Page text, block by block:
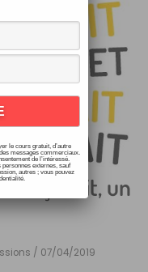
ça fait, un
/ 07/04/2019
le cours gratuit, d’autre
messages commerciaux.
de l’intéressé.
personnes externes, sauf
autres ; vous pouvez